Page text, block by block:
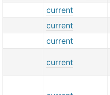
current
current
current
current